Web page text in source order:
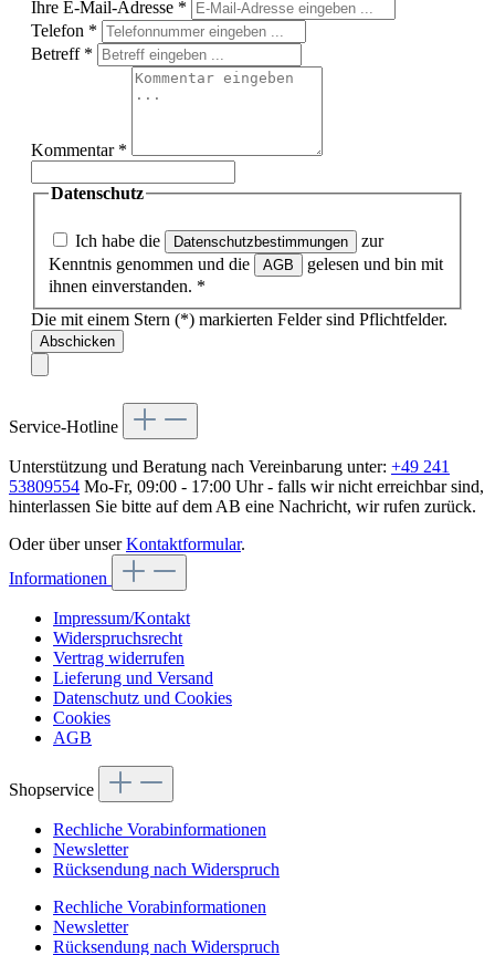
Ihre E-Mail-Adresse *
Telefon *
Betreff *
Kommentar *
Datenschutz
Ich habe die Datenschutzbestimmungen
zur
Kenntnis genommen und die
AGB
gelesen und bin mit
ihnen einverstanden. *
Die mit einem Stern (*) markierten Felder sind Pflichtfelder.
Abschicken
Service-Hotline
Unterstützung und Beratung nach Vereinbarung unter: +49 241
53809554 Mo-Fr, 09:00 - 17:00 Uhr - falls wir nicht erreichbar sind,
hinterlassen Sie bitte auf dem AB eine Nachricht, wir rufen zurück.
Oder über unserKontaktformular.
Informationen
Impressum/Kontakt
Widerspruchsrecht
Vertrag widerrufen
Lieferung und Versand
Datenschutz und Cookies
Cookies
AGB
Shopservice
Rechliche Vorabinformationen
Newsletter
Rücksendung nach Widerspruch
Rechliche Vorabinformationen
Newsletter
Rücksendung nach Widerspruch